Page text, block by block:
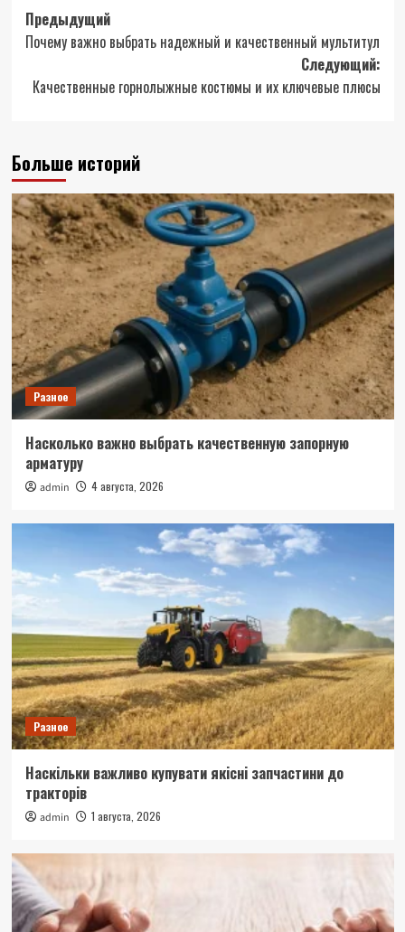
Навигация
записи
Предыдущий
Почему важно выбрать надежный и качественный мультитул
Следующий:
Качественные горнолыжные костюмы и их ключевые плюсы
Больше историй
Разное
Насколько важно выбрать качественную запорную
арматуру
admin 4 августа, 2026
Разное
Наскільки важливо купувати якісні запчастини до
тракторів
admin 1 августа, 2026